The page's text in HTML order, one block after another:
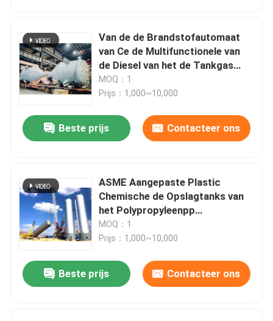
Van de de Brandstofautomaat
van Ce de Multifunctionele van
de Diesel van het de Tankgas
Gashouder Opslag Draagbare
Brandstof
MOQ：1
Prijs：1,000~10,000
Beste prijs Contacteer ons
ASME Aangepaste Plastic
Chemische de Opslagtanks van
het Polypropyleenpp
Polyvinylchloride
MOQ：1
Prijs：1,000~10,000
Beste prijs Contacteer ons